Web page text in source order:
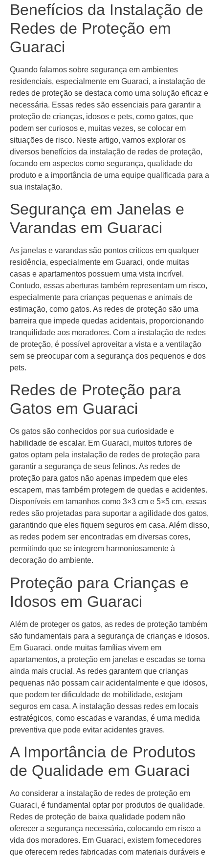
Benefícios da Instalação de
Redes de Proteção em
Guaraci
Quando falamos sobre segurança em ambientes
residenciais, especialmente em Guaraci, a instalação de
redes de proteção se destaca como uma solução eficaz e
necessária. Essas redes são essenciais para garantir a
proteção de crianças, idosos e pets, como gatos, que
podem ser curiosos e, muitas vezes, se colocar em
situações de risco. Neste artigo, vamos explorar os
diversos benefícios da instalação de redes de proteção,
focando em aspectos como segurança, qualidade do
produto e a importância de uma equipe qualificada para a
sua instalação.
Segurança em Janelas e
Varandas em Guaraci
As janelas e varandas são pontos críticos em qualquer
residência, especialmente em Guaraci, onde muitas
casas e apartamentos possuem uma vista incrível.
Contudo, essas aberturas também representam um risco,
especialmente para crianças pequenas e animais de
estimação, como gatos. As redes de proteção são uma
barreira que impede quedas acidentais, proporcionando
tranquilidade aos moradores. Com a instalação de redes
de proteção, é possível aproveitar a vista e a ventilação
sem se preocupar com a segurança dos pequenos e dos
pets.
Redes de Proteção para
Gatos em Guaraci
Os gatos são conhecidos por sua curiosidade e
habilidade de escalar. Em Guaraci, muitos tutores de
gatos optam pela instalação de redes de proteção para
garantir a segurança de seus felinos. As redes de
proteção para gatos não apenas impedem que eles
escapem, mas também protegem de quedas e acidentes.
Disponíveis em tamanhos como 3×3 cm e 5×5 cm, essas
redes são projetadas para suportar a agilidade dos gatos,
garantindo que eles fiquem seguros em casa. Além disso,
as redes podem ser encontradas em diversas cores,
permitindo que se integrem harmoniosamente à
decoração do ambiente.
Proteção para Crianças e
Idosos em Guaraci
Além de proteger os gatos, as redes de proteção também
são fundamentais para a segurança de crianças e idosos.
Em Guaraci, onde muitas famílias vivem em
apartamentos, a proteção em janelas e escadas se torna
ainda mais crucial. As redes garantem que crianças
pequenas não possam cair acidentalmente e que idosos,
que podem ter dificuldade de mobilidade, estejam
seguros em casa. A instalação dessas redes em locais
estratégicos, como escadas e varandas, é uma medida
preventiva que pode evitar acidentes graves.
A Importância de Produtos
de Qualidade em Guaraci
Ao considerar a instalação de redes de proteção em
Guaraci, é fundamental optar por produtos de qualidade.
Redes de proteção de baixa qualidade podem não
oferecer a segurança necessária, colocando em risco a
vida dos moradores. Em Guaraci, existem fornecedores
que oferecem redes fabricadas com materiais duráveis e